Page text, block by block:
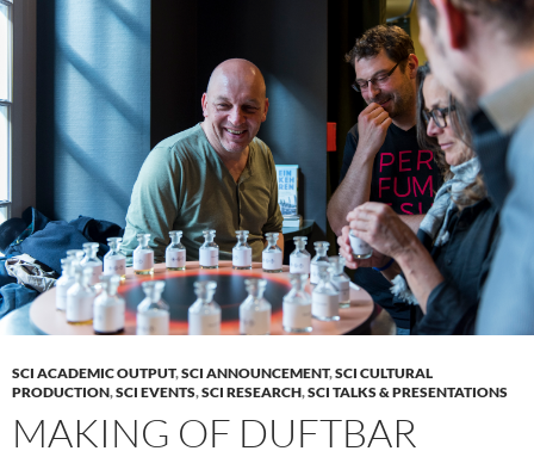
SCI ACADEMIC OUTPUT,SCI ANNOUNCEMENT,SCI CULTURAL
PRODUCTION,SCI EVENTS,SCI RESEARCH,SCI TALKS & PRESENTATIONS
MAKING OF DUFTBAR